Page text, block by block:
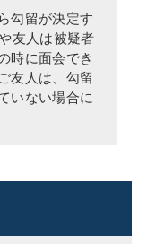
勾留が決定す
友人は被疑者
時に面会でき
友人は、勾留
いない場合に